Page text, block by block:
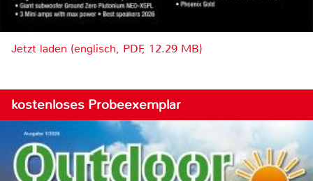
Jetzt laden (englisch, PDF, 12.29 MB)
kostenloses Probeexemplar